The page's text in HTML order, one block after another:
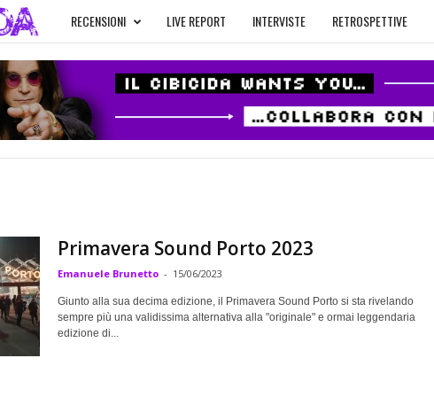
l
C
c
i
RECENSIONI LIVE REPORT INTERVISTE RETROSPETTIVE
Primavera Sound Porto 2023
Emanuele Brunetto - 15/06/2023
Giunto alla sua decima edizione, il Primavera Sound Porto si sta rivelando
sempre più una validissima alternativa alla "originale" e ormai leggendaria
edizione di...